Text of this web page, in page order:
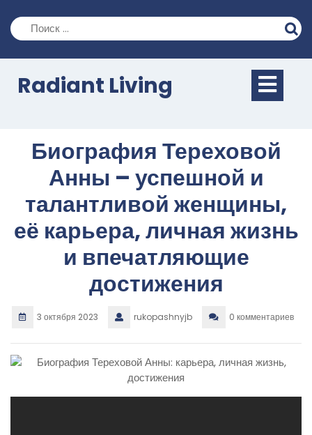
содержимому
Radiant Living
Биография Тереховой
Анны – успешной и
талантливой женщины,
её карьера, личная жизнь
и впечатляющие
достижения
3 октября 2023 rukopashnyjb 0 комментариев